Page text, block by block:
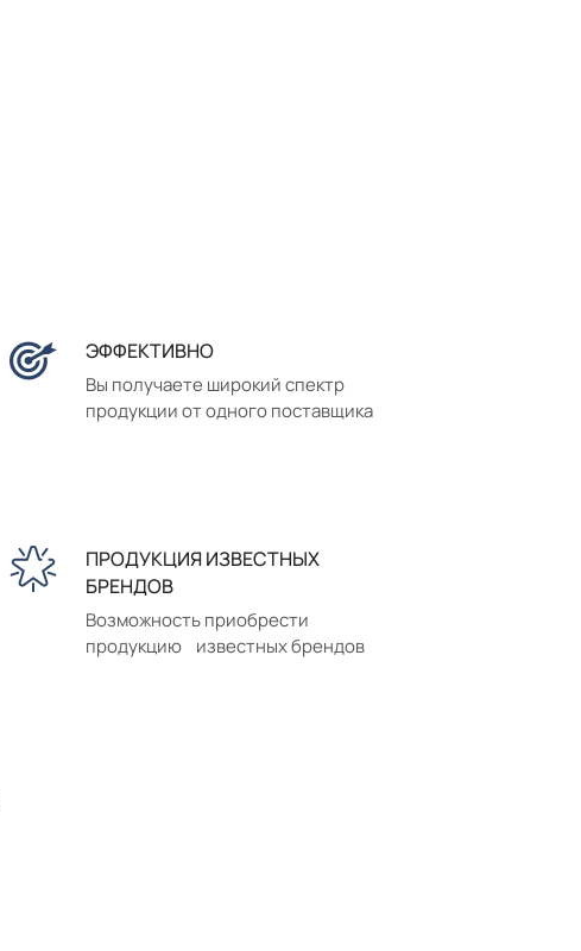
ЭФФЕКТИВНО
Вы получаете широкий спектр
продукции от одного поставщика
ПРОДУКЦИЯ ИЗВЕСТНЫХ
БРЕНДОВ
Возможность приобрести
продукцию известных брендов